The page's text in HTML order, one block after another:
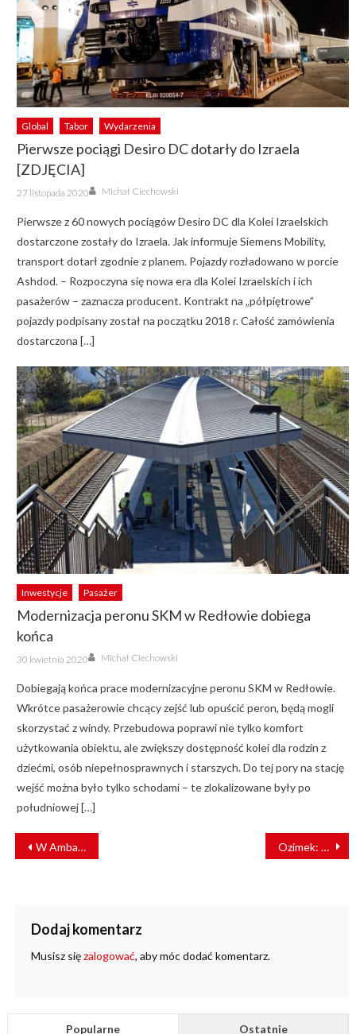
Global Tabor Wydarzenia
Pierwsze pociągi Desiro DC dotarły do Izraela
[ZDJĘCIA]
Posted
on
27 listopada 2020 Author
Michał Ciechowski
Pierwsze z 60 nowych pociągów Desiro DC dla Kolei Izraelskich
dostarczone zostały do Izraela. Jak informuje Siemens Mobility,
transport dotarł zgodnie z planem. Pojazdy rozładowano w porcie
Ashdod. – Rozpoczyna się nowa era dla Kolei Izraelskich i ich
pasażerów – zaznacza producent. Kontrakt na „półpiętrowe”
pojazdy podpisany został na początku 2018 r. Całość zamówienia
dostarczona […]
Inwestycje Pasażer
Modernizacja peronu SKM w Redłowie dobiega
końca
Posted
on
30 kwietnia 2020 Author
Michał Ciechowski
Dobiegają końca prace modernizacyjne peronu SKM w Redłowie.
Wkrótce pasażerowie chcący zejść lub opuścić peron, będą mogli
skorzystać z windy. Przebudowa poprawi nie tylko komfort
użytkowania obiektu, ale zwiększy dostępność kolei dla rodzin z
dziećmi, osób niepełnosprawnych i starszych. Do tej pory na stację
wejść można było tylko schodami – te zlokalizowane były po
południowej […]
NAWIGACJA
WPISU
W Ambasadzie USA o bezpieczeństwie kolei w Europie Ozimek: Kierowca wjechał pod pociąg. PLK publikuje film [VIDEO]
Dodaj komentarz
Musisz sięzalogować, aby móc dodać komentarz.
Popularne Ostatnie